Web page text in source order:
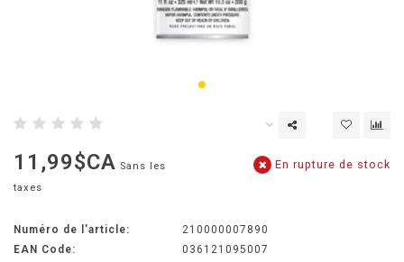
11,99$CA Sans les
taxes
En rupture de stock
Numéro de l'article:
210000007890
EAN Code:
036121095007